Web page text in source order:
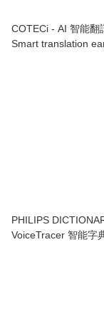
COTECi - AI 智能翻
Smart translation
PHILIPS
VoiceTracer 智能字